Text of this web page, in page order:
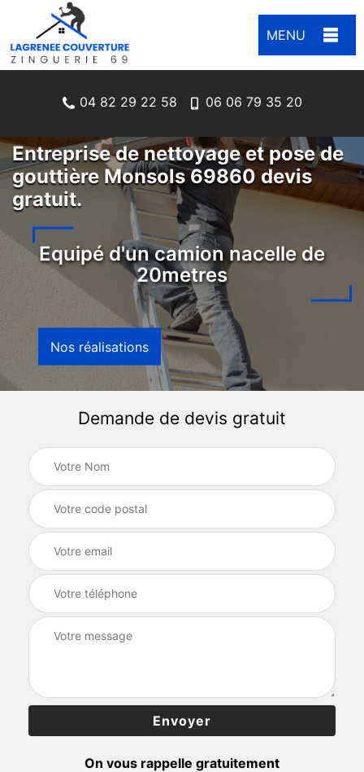
MENU
04 82 29 22 58 06 06 79 35 20
Entreprise de nettoyage et pose de
gouttière Monsols 69860 devis
gratuit.
Equipé d'un camion nacelle de
20metres
Nos réalisations
Demande de devis gratuit
On vous rappelle gratuitement